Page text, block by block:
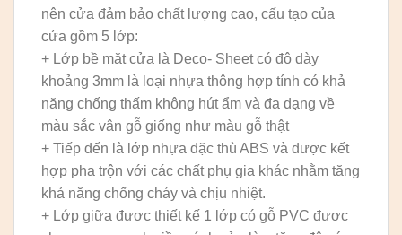
nên cửa đảm bảo chất lượng cao, cấu tạo của
cửa gồm 5 lớp:
+ Lớp bề mặt cửa là Deco- Sheet có độ dày
khoảng 3mm là loại nhựa thông hợp tính có khả
năng chống thấm không hút ẩm và đa dạng về
màu sắc vân gỗ giống như màu gỗ thật
+ Tiếp đến là lớp nhựa đặc thù ABS và được kết
hợp pha trộn với các chất phụ gia khác nhằm tăng
khả năng chống cháy và chịu nhiệt.
+ Lớp giữa được thiết kế 1 lớp có gỗ PVC được